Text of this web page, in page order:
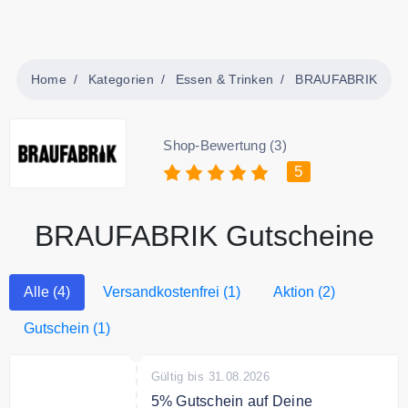
Home Kategorien Essen & Trinken BRAUFABRIK
Shop-Bewertung (3)
5
BRAUFABRIK Gutscheine
Alle (4) Versandkostenfrei (1) Aktion (2)
Gutschein (1)
Gültig bis 31.08.2026
5% Gutschein auf Deine